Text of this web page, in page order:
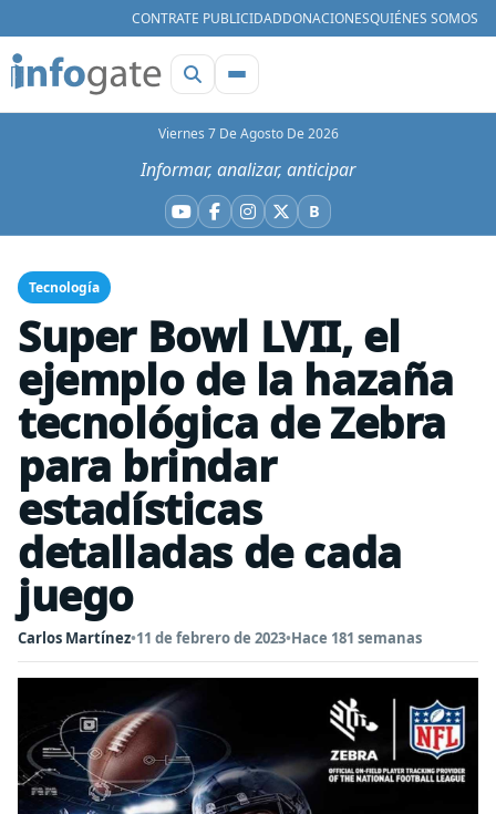
CONTRATE PUBLICIDADDONACIONESQUIÉNES SOMOS
Viernes 7 De Agosto De 2026
Informar, analizar, anticipar
YouTube
Facebook
Instagram
X BBluesky
Tecnología
Super Bowl LVII, el
ejemplo de la hazaña
tecnológica de Zebra
para brindar
estadísticas
detalladas de cada
juego
Carlos Martínez•11 de febrero de 2023•Hace 181 semanas